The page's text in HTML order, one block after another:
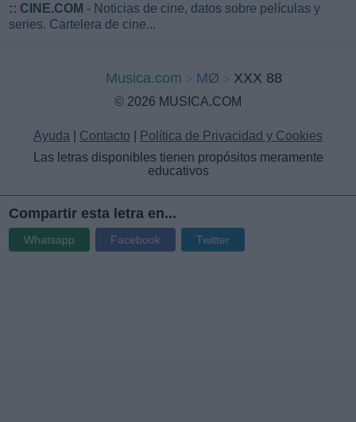
:: CINE.COM - Noticias de cine, datos sobre películas y
series. Cartelera de cine...
Musica.com MØ XXX 88
© 2026 MUSICA.COM
Ayuda Contacto
Política de Privacidad y Cookies
Las letras disponibles tienen propósitos meramente
educativos
Compartir esta letra en...
Whatsapp Facebook Twitter